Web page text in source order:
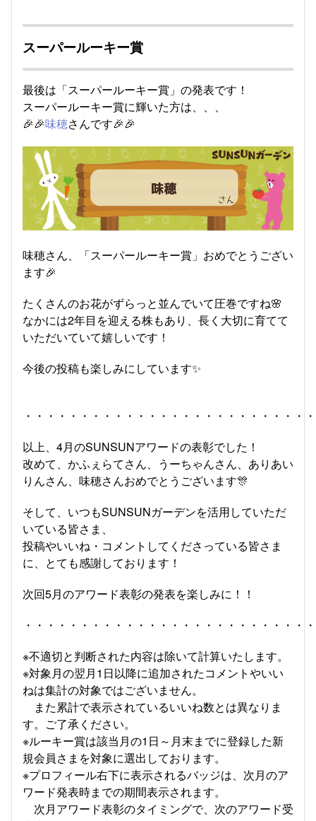
スーパールーキー賞
最後は「スーパールーキー賞」の発表です！
スーパールーキー賞に輝いた方は、、、
🎉🎉味穂さんです🎉🎉
味穂さん、「スーパールーキー賞」おめでとうござい
ます🎉
たくさんのお花がずらっと並んでいて圧巻ですね🌸
なかには2年目を迎える株もあり、長く大切に育てて
いただいていて嬉しいです！
今後の投稿も楽しみにしています✨
・・・・・・・・・・・・・・・・・・・・・・・・・
以上、4月のSUNSUNアワードの表彰でした！
改めて、かふぇらてさん、うーちゃんさん、ありあい
りんさん、味穂さんおめでとうございます🎊
そして、いつもSUNSUNガーデンを活用していただ
いている皆さま、
投稿やいいね・コメントしてくださっている皆さま
に、とても感謝しております！
次回5月のアワード表彰の発表を楽しみに！！
・・・・・・・・・・・・・・・・・・・・・・・・・
※不適切と判断された内容は除いて計算いたします。
※対象月の翌月1日以降に追加されたコメントやいい
ねは集計の対象ではございません。
また累計で表示されているいいね数とは異なりま
す。ご了承ください。
※ルーキー賞は該当月の1日～月末までに登録した新
規会員さまを対象に選出しております。
※プロフィール右下に表示されるバッジは、次月のア
ワード発表時までの期間表示されます。
次月アワード表彰のタイミングで、次のアワード受